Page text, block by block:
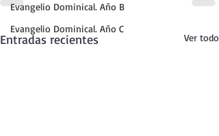
Evangelio Dominical. Año B
Evangelio Dominical. Año C
Entradas recientes Ver todo